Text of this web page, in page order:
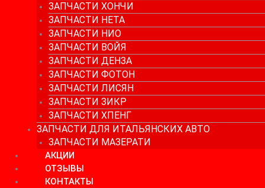
ЗАПЧАСТИ ХОНЧИ
ЗАПЧАСТИ НЕТА
ЗАПЧАСТИ НИО
ЗАПЧАСТИ ВОЙЯ
ЗАПЧАСТИ ДЕНЗА
ЗАПЧАСТИ ФОТОН
ЗАПЧАСТИ ЛИСЯН
ЗАПЧАСТИ ЗИКР
ЗАПЧАСТИ ХПЕНГ
ЗАПЧАСТИ ДЛЯ ИТАЛЬЯНСКИХ АВТО
ЗАПЧАСТИ МАЗЕРАТИ
АКЦИИ
ОТЗЫВЫ
КОНТАКТЫ